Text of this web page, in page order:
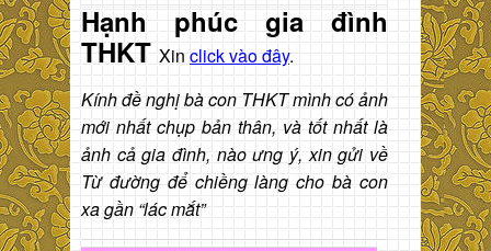
Hạnh phúc gia đình
THKT Xin click vào đây.
Kính đề nghị bà con THKT mình có ảnh
mới nhất chụp bản thân, và tốt nhất là
ảnh cả gia đình, nào ưng ý, xin gửi về
Từ đường để chiềng làng cho bà con
xa gần “lác mắt”